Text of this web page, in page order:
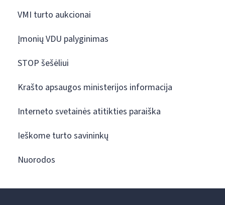
VMI turto aukcionai
Įmonių VDU palyginimas
STOP šešėliui
Krašto apsaugos ministerijos informacija
Interneto svetainės atitikties paraiška
Ieškome turto savininkų
Nuorodos